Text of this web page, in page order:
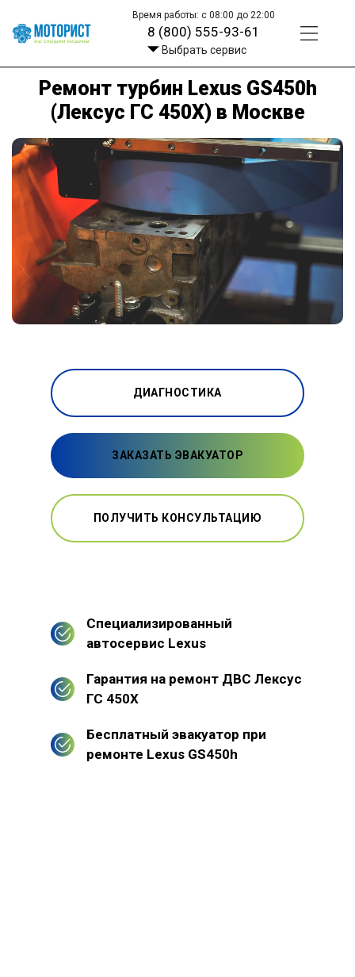
Время работы: с 08:00 до 22:00
8 (800) 555-93-61
Выбрать сервис
Ремонт турбин Lexus GS450h
(Лексус ГС 450Х) в Москве
ДИАГНОСТИКА
ЗАКАЗАТЬ ЭВАКУАТОР
ПОЛУЧИТЬ КОНСУЛЬТАЦИЮ
Специализированный
автосервис Lexus
Гарантия на ремонт ДВС Лексус
ГС 450Х
Бесплатный эвакуатор при
ремонте Lexus GS450h